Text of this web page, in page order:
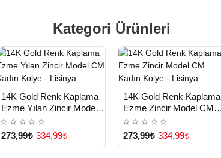
Kategori Ürünleri
TESLİMAT
14K Gold Renk Kaplama
Ezme Yılan Zincir Model
CM Kadın Kolye - Lisinya
273,99₺ 334,99₺
TESLİMAT
14K Gold Renk Kaplama
Ezme Zincir Model CM
Kadın Kolye - Lisinya
273,99₺ 334,99₺